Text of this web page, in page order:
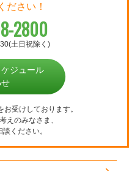
ださい！
2800
土日祝除く)
ジュール
受けしております。
えのみなさま、
ください。